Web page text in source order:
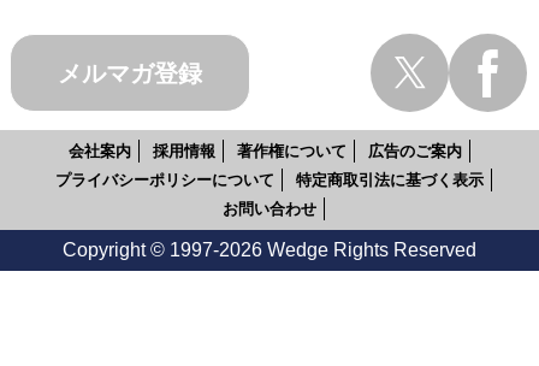
メルマガ登録
会社案内 採用情報 著作権について
広告のご案内
プライバシーポリシーについて
特定商取引法に基づく表示
お問い合わせ
Copyright © 1997-2026 Wedge Rights Reserved